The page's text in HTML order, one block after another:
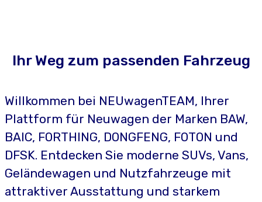
Ihr Weg zum passenden Fahrzeug
Willkommen bei NEUwagenTEAM, Ihrer
Plattform für Neuwagen der Marken BAW,
BAIC, FORTHING, DONGFENG, FOTON und
DFSK. Entdecken Sie moderne SUVs, Vans,
Geländewagen und Nutzfahrzeuge mit
attraktiver Ausstattung und starkem